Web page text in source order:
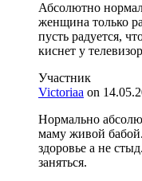
Абсолютно
женщина только
пусть радуется,
киснет у
Участник
Victoriaa on
Нормально
маму живой
здоровье а не
заняться.